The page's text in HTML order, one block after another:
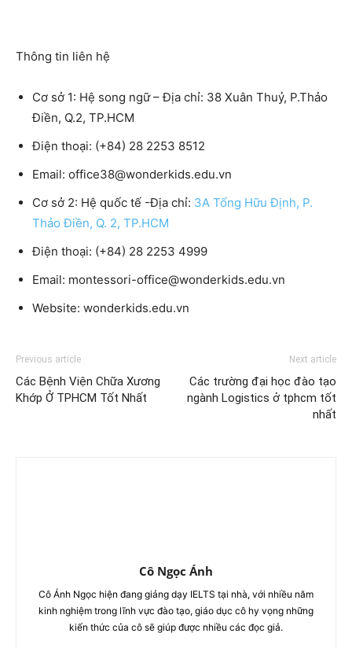
Thông tin liên hệ
Cơ sở 1: Hệ song ngữ – Địa chỉ: 38 Xuân Thuỷ, P.Thảo
Điền, Q.2, TP.HCM
Điện thoại: (+84) 28 2253 8512
Email: office38@wonderkids.edu.vn
Cơ sở 2: Hệ quốc tế -Địa chỉ: 3A Tống Hữu Định, P.
Thảo Điền, Q. 2, TP.HCM
Điện thoại: (+84) 28 2253 4999
Email: montessori-office@wonderkids.edu.vn
Website: wonderkids.edu.vn
Previous article
Các Bệnh Viện Chữa Xương
Khớp Ở TPHCM Tốt Nhất
Next article
Các trường đại học đào tạo
ngành Logistics ở tphcm tốt
nhất
Cô Ngọc Ánh
Cô Ánh Ngọc hiện đang giảng dạy IELTS tại nhà, với nhiều năm
kinh nghiệm trong lĩnh vực đào tạo, giáo dục cô hy vọng những
kiến thức của cô sẽ giúp được nhiều các đọc giả.